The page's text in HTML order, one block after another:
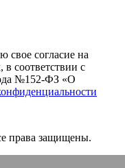
согласие на
соответствии с
№152-ФЗ «О
права защищены.